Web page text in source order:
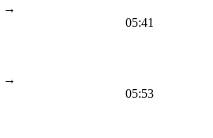
→
05:41
→
05:53